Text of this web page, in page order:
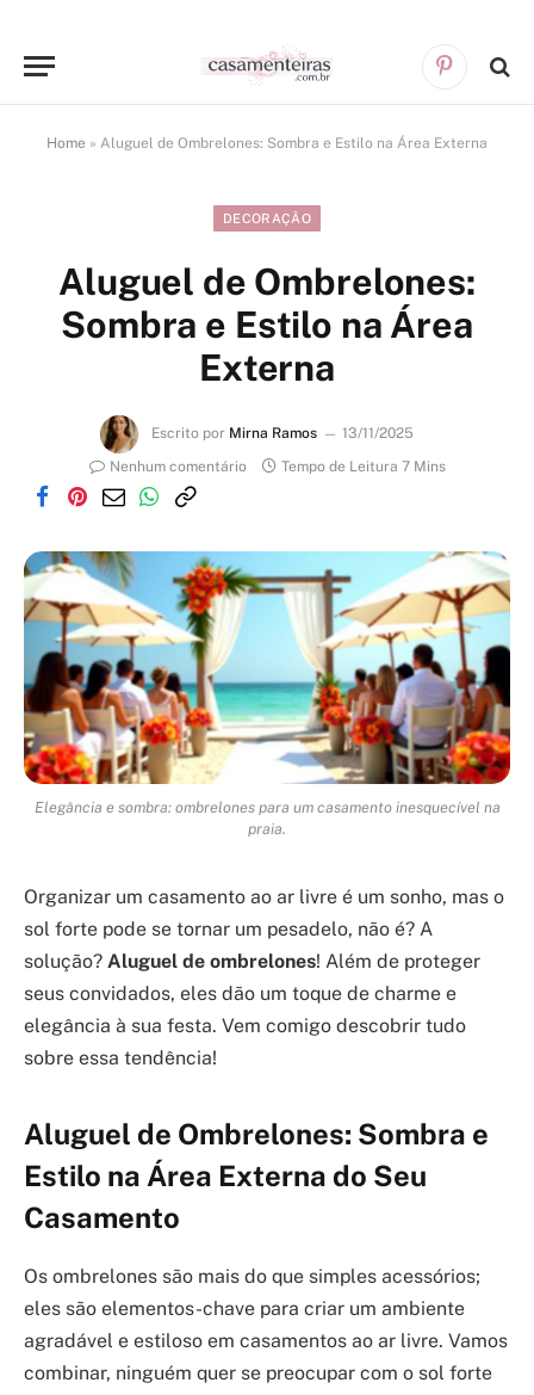
Pinterest
Home » Aluguel de Ombrelones: Sombra e Estilo na Área Externa
DECORAÇÃO
Aluguel de Ombrelones:
Sombra e Estilo na Área
Externa
Escrito por Mirna Ramos
13/11/2025
Nenhum comentário
Tempo de Leitura 7 Mins
Elegância e sombra: ombrelones para um casamento inesquecível na
praia.
Organizar um casamento ao ar livre é um sonho, mas o
sol forte pode se tornar um pesadelo, não é? A
solução? Aluguel de ombrelones! Além de proteger
seus convidados, eles dão um toque de charme e
elegância à sua festa. Vem comigo descobrir tudo
sobre essa tendência!
Aluguel de Ombrelones: Sombra e
Estilo na Área Externa do Seu
Casamento
Os ombrelones são mais do que simples acessórios;
eles são elementos-chave para criar um ambiente
agradável e estiloso em casamentos ao ar livre. Vamos
combinar, ninguém quer se preocupar com o sol forte